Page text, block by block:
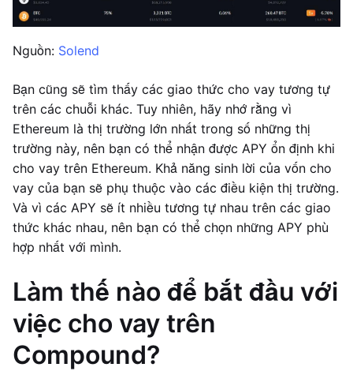
Nguồn: Solend
Bạn cũng sẽ tìm thấy các giao thức cho vay tương tự
trên các chuỗi khác. Tuy nhiên, hãy nhớ rằng vì
Ethereum là thị trường lớn nhất trong số những thị
trường này, nên bạn có thể nhận được APY ổn định khi
cho vay trên Ethereum. Khả năng sinh lời của vốn cho
vay của bạn sẽ phụ thuộc vào các điều kiện thị trường.
Và vì các APY sẽ ít nhiều tương tự nhau trên các giao
thức khác nhau, nên bạn có thể chọn những APY phù
hợp nhất với mình.
Làm thế nào để bắt đầu với
việc cho vay trên
Compound?